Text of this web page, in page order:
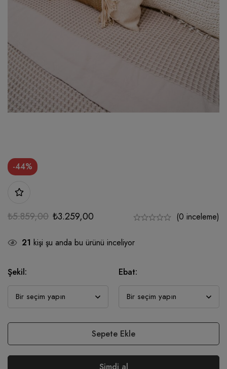
-44%
₺5.859,00 ₺3.259,00 (0 inceleme)
21 kişi şu anda bu ürünü inceliyor
Şekil: Ebat:
Sepete Ekle